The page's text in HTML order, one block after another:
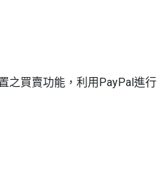
之買賣功能，利用PayPal進行